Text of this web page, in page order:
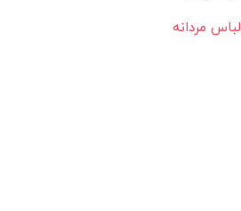
لباس مردانه